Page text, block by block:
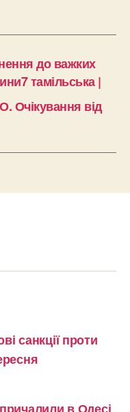
до важких
тамільська |
Очікування від
санкції проти
в Одесі